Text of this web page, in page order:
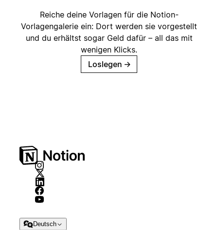
Reiche deine Vorlagen für die Notion-
Vorlagengalerie ein: Dort werden sie vorgestellt
und du erhältst sogar Geld dafür – all das mit
wenigen Klicks.
Loslegen →
Deutsch